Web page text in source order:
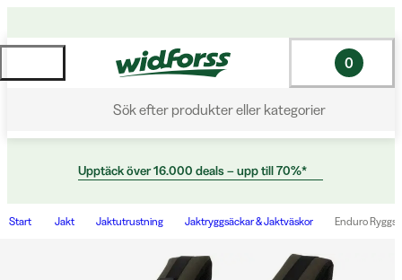
Sök efter produkter eller kategorier
0
Upptäck över 16.000 deals – upp till 70%*
Start Jakt Jaktutrustning Jaktryggsäckar & Jaktväskor Enduro